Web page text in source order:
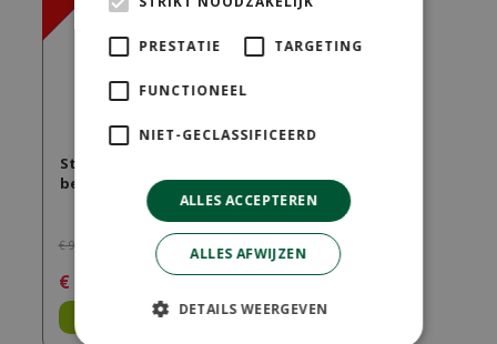
Stapelstoel akita
beige
€ 99
€
Bestel
PRESTATIE TARGETING
FUNCTIONEEL
NIET-GECLASSIFICEERD
ALLES ACCEPTEREN
ALLES AFWIJZEN
DETAILS WEERGEVEN